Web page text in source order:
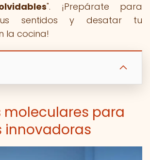
". ¡Prepárate para
sentidos y desatar tu
la cocina!
moleculares para
innovadoras